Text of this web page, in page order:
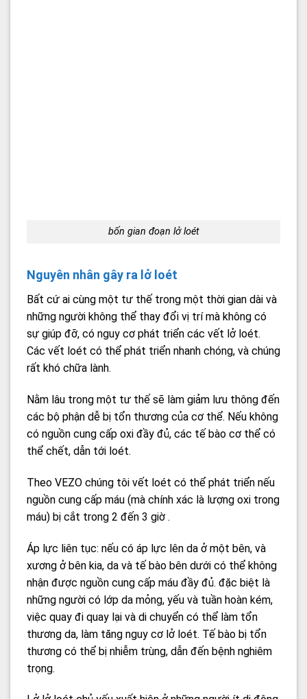
bốn gian đoạn lở loét
Nguyên nhân gây ra lở loét
Bất cứ ai cùng một tư thế trong một thời gian dài và
những người không thể thay đổi vị trí mà không có
sự giúp đỡ, có nguy cơ phát triển các vết lở loét.
Các vết loét có thể phát triển nhanh chóng, và chúng
rất khó chữa lành.
Nằm lâu trong một tư thế sẽ làm giảm lưu thông đến
các bộ phận dễ bị tổn thương của cơ thể. Nếu không
có nguồn cung cấp oxi đầy đủ, các tế bào cơ thể có
thể chết, dẫn tới loét.
Theo VEZO chúng tôi vết loét có thể phát triển nếu
nguồn cung cấp máu (mà chính xác là lượng oxi trong
máu) bị cắt trong 2 đến 3 giờ .
Áp lực liên tục: nếu có áp lực lên da ở một bên, và
xương ở bên kia, da và tế bào bên dưới có thể không
nhận được nguồn cung cấp máu đầy đủ. đặc biệt là
những người có lớp da mỏng, yếu và tuần hoàn kém,
việc quay đi quay lại và di chuyển có thể làm tổn
thương da, làm tăng nguy cơ lở loét. Tế bào bị tổn
thương có thể bị nhiễm trùng, dẫn đến bệnh nghiêm
trọng.